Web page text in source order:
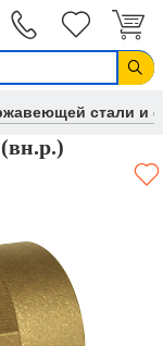
стали и